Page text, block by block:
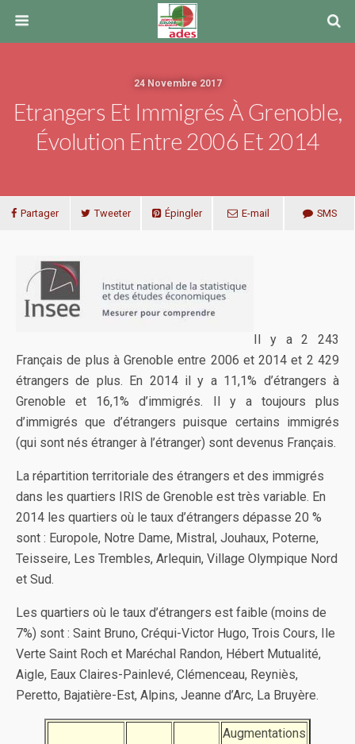
24 Novembre 2017
Etrangers Et Immigrés À Grenoble,
Évolution Entre 2006 Et 2014
Partager Tweeter Épingler E-mail SMS
Il y a 2 243
Français de plus à Grenoble entre 2006 et 2014 et 2 429
étrangers de plus. En 2014 il y a 11,1% d’étrangers à
Grenoble et 16,1% d’immigrés. Il y a toujours plus
d’immigrés que d’étrangers puisque certains immigrés
(qui sont nés étranger à l’étranger) sont devenus Français.
La répartition territoriale des étrangers et des immigrés
dans les quartiers IRIS de Grenoble est très variable. En
2014 les quartiers où le taux d’étrangers dépasse 20 %
sont : Europole, Notre Dame, Mistral, Jouhaux, Poterne,
Teisseire, Les Trembles, Arlequin, Village Olympique Nord
et Sud.
Les quartiers où le taux d’étrangers est faible (moins de
7%) sont : Saint Bruno, Créqui-Victor Hugo, Trois Cours, Ile
Verte Saint Roch et Maréchal Randon, Hébert Mutualité,
Aigle, Eaux Claires-Painlevé, Clémenceau, Reyniès,
Peretto, Bajatière-Est, Alpins, Jeanne d’Arc, La Bruyère.
Augmentations